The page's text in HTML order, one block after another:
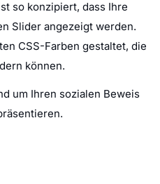
so konzipiert, dass Ihre
Slider angezeigt werden.
CSS-Farben gestaltet, die
können.
um Ihren sozialen Beweis